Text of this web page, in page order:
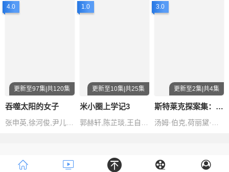
4.0
更新至97集|共120集
吞噬太阳的女子
张申英,徐河俊,尹儿贞,吴彰锡
1.0
更新至10集|共25集
米小圈上学记3
郭赫轩,陈芷琰,王自健,李正彦琦,鹤男
3.0
更新至2集|共4集
斯特莱克探案集：墨黑之心第六季
汤姆·伯克,荷丽黛·格兰杰,娜塔莎·奥基弗,鲁斯·西恩,杰克·格林利
Copyright © 2016-2018 www.ZanPianCms.Com
.All Rights
Reserved .